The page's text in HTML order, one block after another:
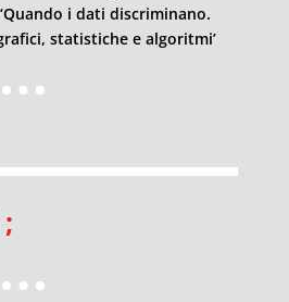
i dati discriminano.
statistiche e algoritmi’
;